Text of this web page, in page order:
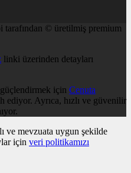
tarafından © üretilmiş premium
linki üzerinden detayları
güçlendirmek için Cenuta
ediyor. Ayrıca, hızlı ve güvenilir
ve mevzuata uygun şekilde
için veri politikamızı